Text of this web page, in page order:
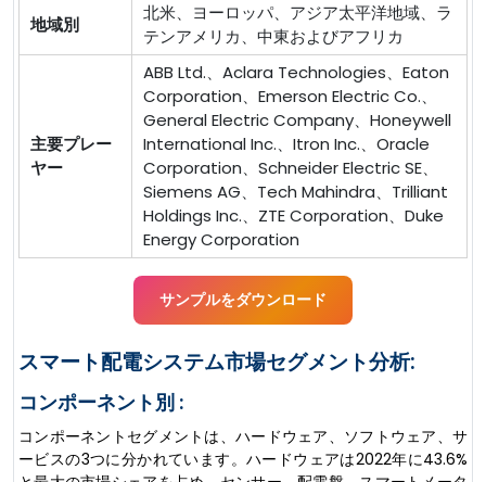
地域別
北米、ヨーロッパ、アジア太平洋地域、ラ
テンアメリカ、中東およびアフリカ
主要プレー
ヤー
ABB Ltd.、Aclara Technologies、Eaton
Corporation、Emerson Electric Co.、
General Electric Company、Honeywell
International Inc.、Itron Inc.、Oracle
Corporation、Schneider Electric SE、
Siemens AG、Tech Mahindra、Trilliant
Holdings Inc.、ZTE Corporation、Duke
Energy Corporation
サンプルをダウンロード
スマート配電システム市場セグメント分析:
コンポーネント別 :
コンポーネントセグメントは、ハードウェア、ソフトウェア、サ
ービスの3つに分かれています。ハードウェアは2022年に43.6%